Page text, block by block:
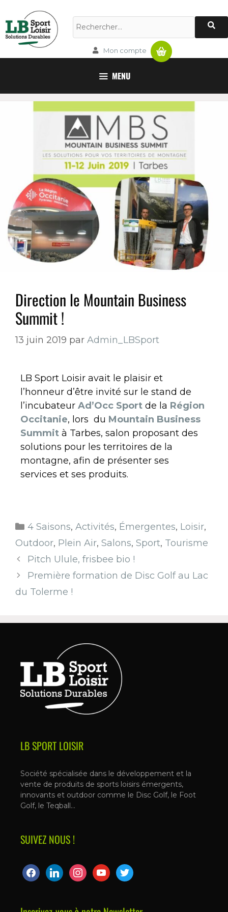
Mon compte Panier
MENU
Direction le Mountain Business
Summit !
13 juin 2019 par Admin_LBSport
LB Sport Loisir avait le plaisir et
l’honneur d’être invité sur le stand de
l’incubateur Ad’Occ Sport de la Région
Occitanie, lors du Mountain Business
Summit à Tarbes, salon proposant des
solutions pour les territoires de la
montagne, afin de présenter ses
services et ses produits.
4 Saisons, Activités, Émergentes, Loisir,
Outdoor, Plein Air, Salons, Sport, Tourisme
Pitch Ulule, frisbee bio !
Première formation de Disc Golf au Lac
du Tolerme !
LB SPORT LOISIR
Société spécialisée dans le développement et la
vente de produits de sports loisirs émergents,
innovants et outdoor comme le Disc Golf, le Foot
Golf, le Teqball…
SUIVEZ NOUS !